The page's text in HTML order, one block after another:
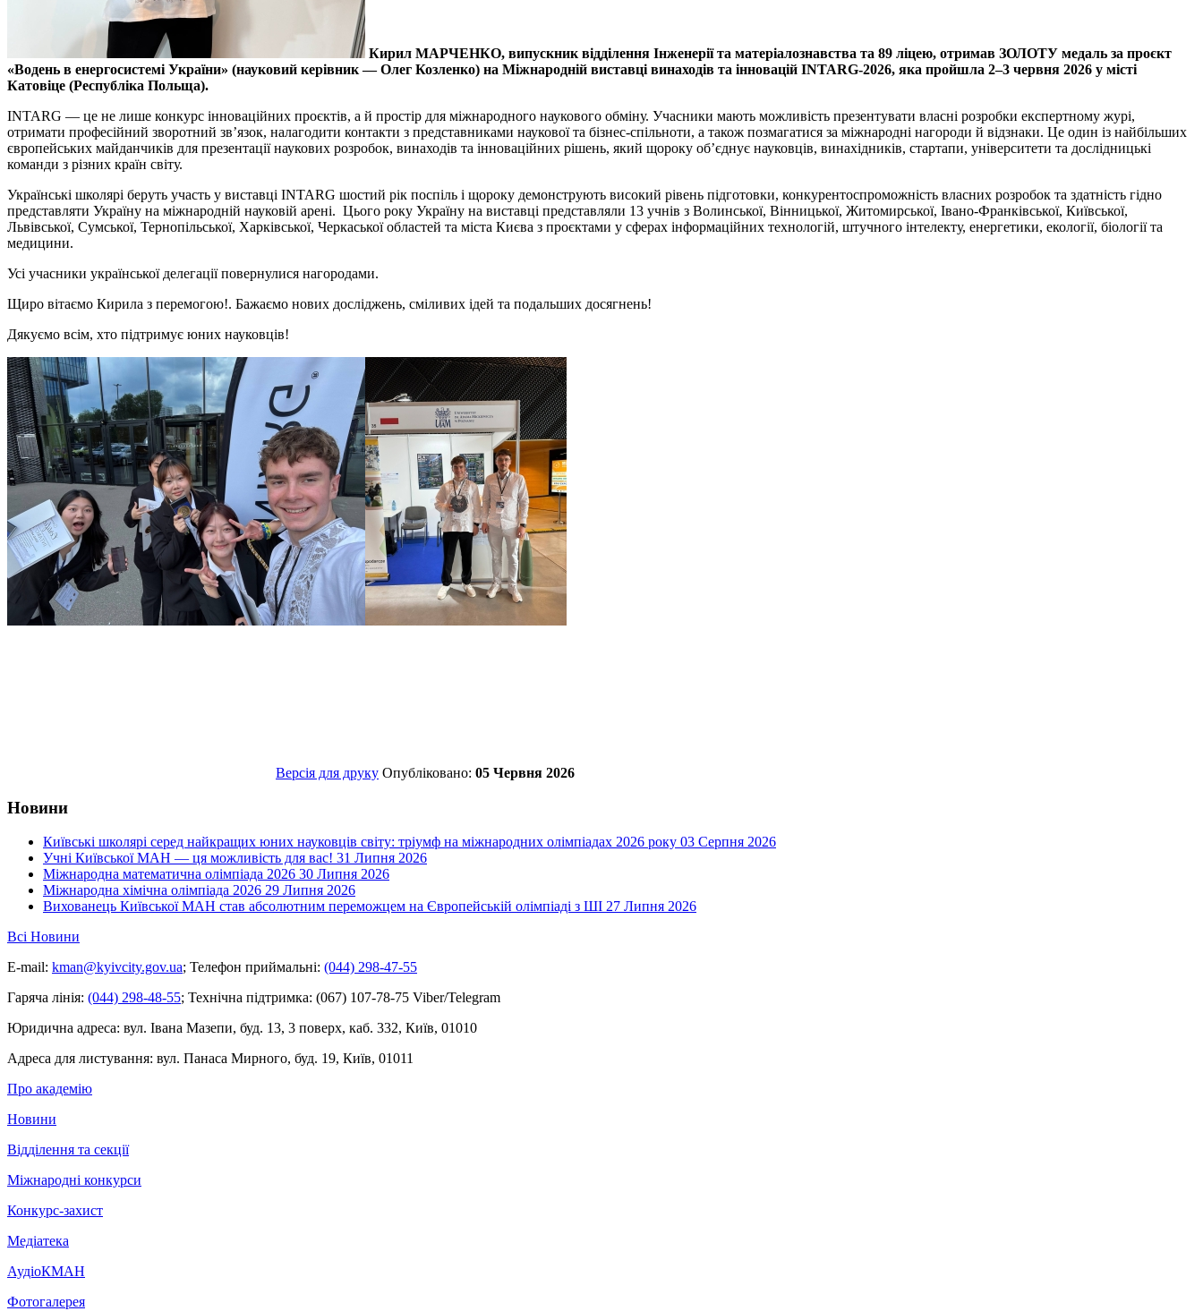
Кирил МАРЧЕНКО, випускник відділення Інженерії та матеріалознавства та 89 ліцею, отримав ЗОЛОТУ медаль за проєкт
«Водень в енергосистемі України» (науковий керівник — Олег Козленко) на Міжнародній виставці винаходів та інновацій INTARG-2026, яка пройшла 2–3 червня 2026 у місті
Катовіце (Республіка Польща).
INTARG — це не лише конкурс інноваційних проєктів, а й простір для міжнародного наукового обміну. Учасники мають можливість презентувати власні розробки експертному журі,
отримати професійний зворотний зв’язок, налагодити контакти з представниками наукової та бізнес-спільноти, а також позмагатися за міжнародні нагороди й відзнаки. Це один із найбільших
європейських майданчиків для презентації наукових розробок, винаходів та інноваційних рішень, який щороку об’єднує науковців, винахідників, стартапи, університети та дослідницькі
команди з різних країн світу.
Українські школярі беруть участь у виставці INTARG шостий рік поспіль і щороку демонструють високий рівень підготовки, конкурентоспроможність власних розробок та здатність гідно
представляти Україну на міжнародній науковій арені. Цього року Україну на виставці представляли 13 учнів з Волинської, Вінницької, Житомирської, Івано-Франківської, Київської,
Львівської, Сумської, Тернопільської, Харківської, Черкаської областей та міста Києва з проєктами у сферах інформаційних технологій, штучного інтелекту, енергетики, екології, біології та
медицини.
Усі учасники української делегації повернулися нагородами.
Щиро вітаємо Кирила з перемогою!. Бажаємо нових досліджень, сміливих ідей та подальших досягнень!
Дякуємо всім, хто підтримує юних науковців!
Версія для друку Опубліковано: 05 Червня 2026
Новини
Київські школярі серед найкращих юних науковців світу: тріумф на міжнародних олімпіадах 2026 року 03 Серпня 2026
Учні Київської МАН — ця можливість для вас! 31 Липня 2026
Міжнародна математична олімпіада 2026 30 Липня 2026
Міжнародна хімічна олімпіада 2026 29 Липня 2026
Вихованець Київської МАН став абсолютним переможцем на Європейській олімпіаді з ШІ 27 Липня 2026
Всі Новини
E-mail: kman@kyivcity.gov.ua; Телефон приймальні: (044) 298-47-55
Гаряча лінія: (044) 298-48-55; Технічна підтримка: (067) 107-78-75 Viber/Telegram
Юридична адреса: вул. Івана Мазепи, буд. 13, 3 поверх, каб. 332, Київ, 01010
Адреса для листування: вул. Панаса Мирного, буд. 19, Київ, 01011
Про академію
Новини
Відділення та секції
Міжнародні конкурси
Конкурс-захист
Медіатека
АудіоКМАН
Фотогалерея